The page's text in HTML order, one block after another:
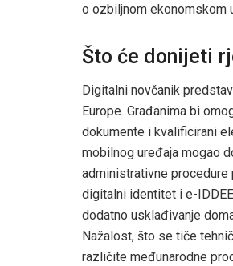
o ozbiljnom ekonomskom
Što će donijeti
Digitalni novčanik
Europe. Građanima bi
dokumente i kvalificirani
mobilnog uređaja mogao
administrativne procedure
digitalni identitet i e-
dodatno usklađivanje
Nažalost, što se tiče
različite međunarodne